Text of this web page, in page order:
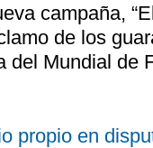
campaña,
de los
del Mundial de
propio en